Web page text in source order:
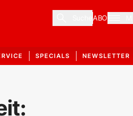
ABO
SPECIALS NEWSLETTER